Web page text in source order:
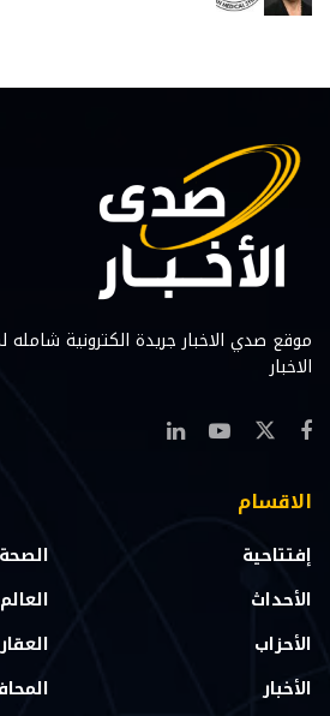
موقع صدي الاخبار جريدة الكترونية شامله
الاخبار
الاقسام
إفتتاحية
الأحداث
الأحزاب
الأخبار
الصحة
العالم